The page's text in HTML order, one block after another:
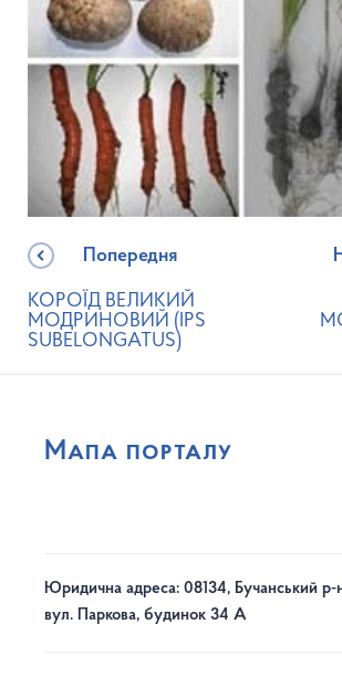
Попередня
КОРОЇД ВЕЛИКИЙ
МОДРИНОВИЙ (IPS
SUBELONGATUS)
Мапа порталу
Юридична адреса: 08134, Бучанський
вул. Паркова, будинок 34 А